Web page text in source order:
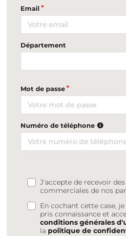
Email
Département
Mot de passe
Numéro de téléphone
J'accepte de recevoir
commerciales de nos
En cochant cette case,
pris connaissance et
conditions générales
la politique de